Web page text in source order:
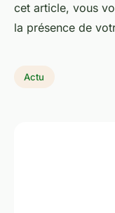
cet article, vous
la présence de
Actu